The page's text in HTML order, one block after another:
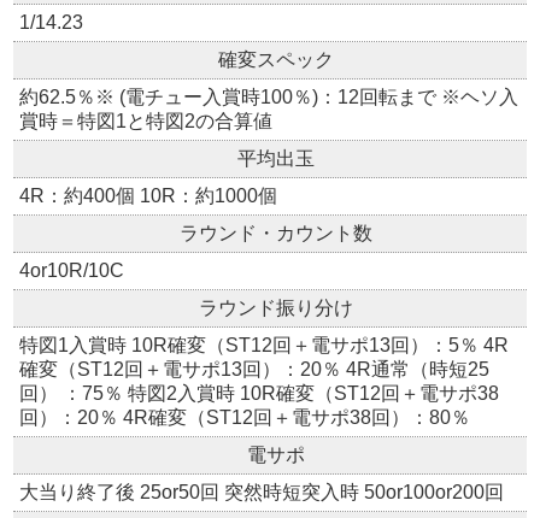
1/14.23
確変スペック
約62.5％※ (電チュー入賞時100％)：12回転まで ※ヘソ入
賞時＝特図1と特図2の合算値
平均出玉
4R：約400個 10R：約1000個
ラウンド・カウント数
4or10R/10C
ラウンド振り分け
特図1入賞時 10R確変（ST12回＋電サポ13回）：5％ 4R
確変（ST12回＋電サポ13回）：20％ 4R通常（時短25
回） ：75％ 特図2入賞時 10R確変（ST12回＋電サポ38
回）：20％ 4R確変（ST12回＋電サポ38回）：80％
電サポ
大当り終了後 25or50回 突然時短突入時 50or100or200回